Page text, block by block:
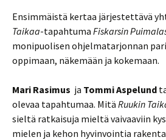
Ensimmäistä kertaa järjestettävä
Taikaa-tapahtuma Fiskarsin
monipuolisen ohjelmatarjonnan
oppimaan, näkemään ja kokemaan.
Mari Rasimus ja Tommi Aspelund
olevaa tapahtumaa. Mitä Ruukin
sieltä ratkaisuja mieltä vaivaaviin
mielen ja kehon hyvinvointia